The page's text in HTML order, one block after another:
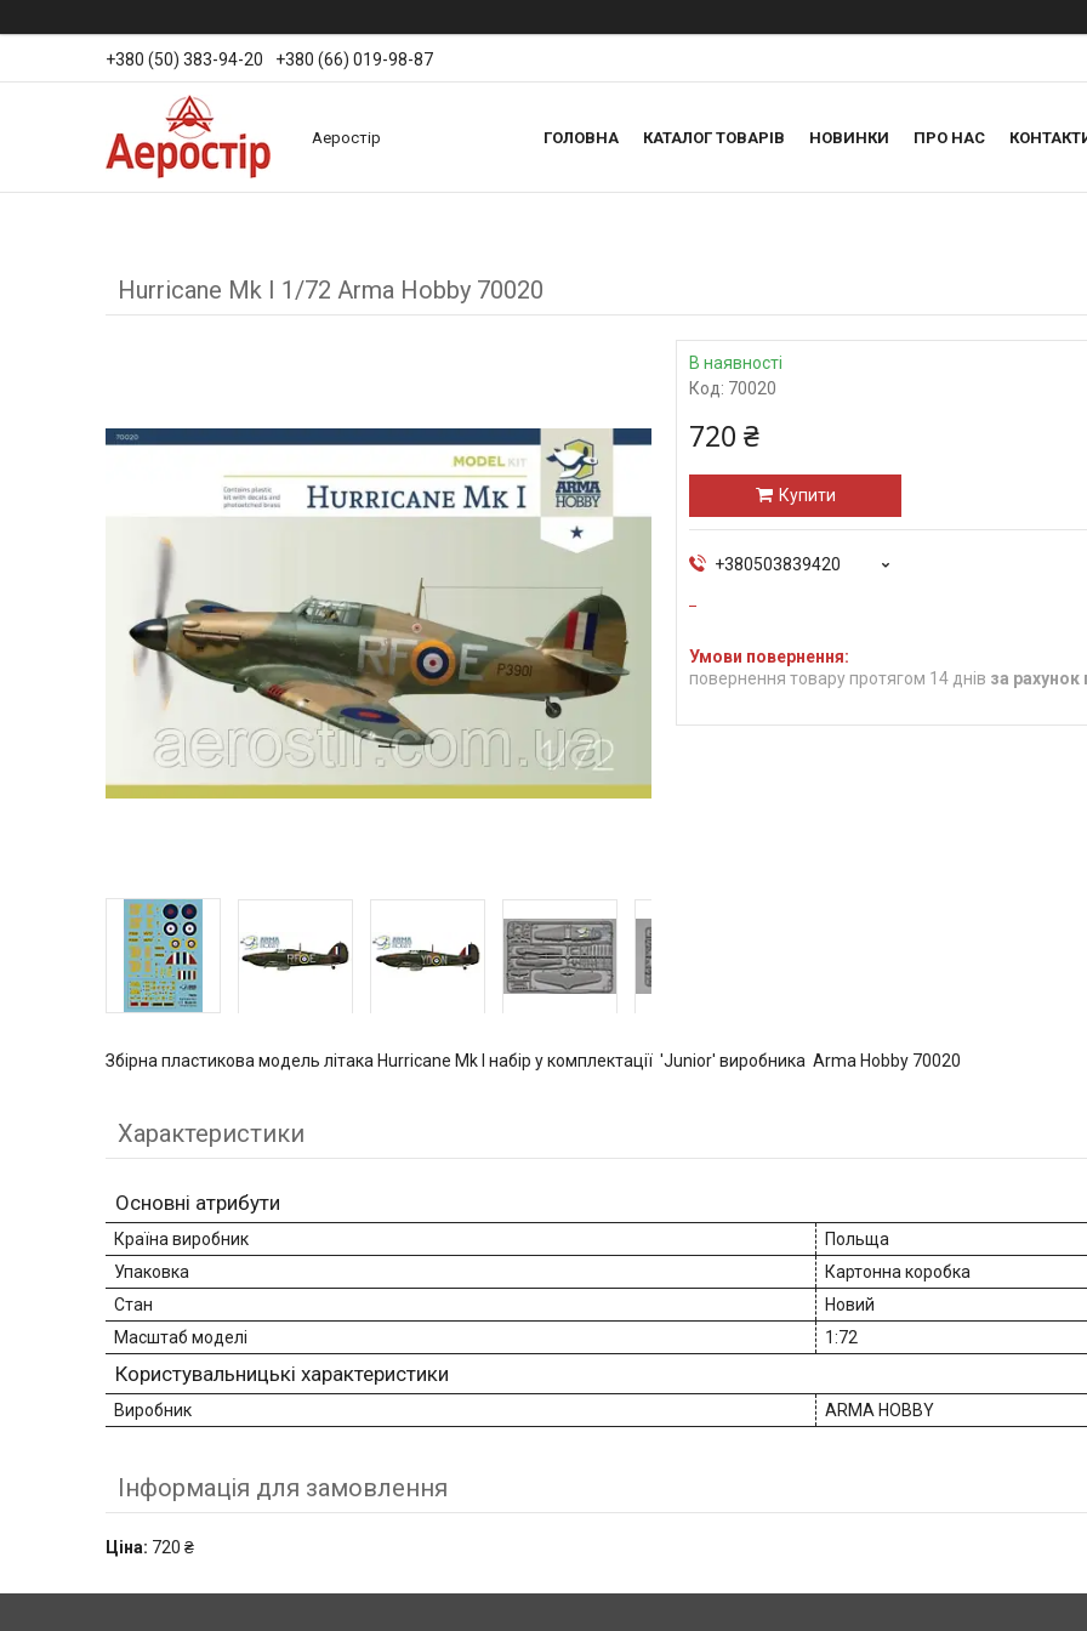
+380 (50) 383-94-20 +380 (66) 019-98-87
Аеростір ГОЛОВНА КАТАЛОГ ТОВАРІВ НОВИНКИ ПРО НАС
Hurricane Mk I 1/72 Arma Hobby 70020
В наявності
Код: 70020
720 ₴
Купити
+380503839420
повернення товару протягом 14 днів за рахунок
Збірна пластикова модель літака Hurricane Mk I набір у комплектації 'Junior' виробника Arma Hobby 70020
Характеристики
Основні атрибути
Країна виробник
Польща
Упаковка
Картонна коробка
Стан
Новий
Масштаб моделі
1:72
Користувальницькі характеристики
Виробник ARMA HOBBY
Інформація для замовлення
Ціна: 720 ₴